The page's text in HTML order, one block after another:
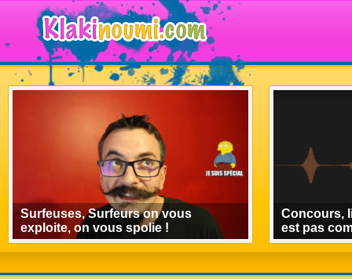
Surfeuses, Surfeurs on vous
exploite, on vous spolie !
Concours,
est pas